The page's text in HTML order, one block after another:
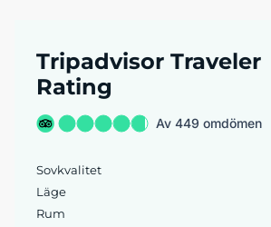
Tripadvisor Traveler
Rating
Av 449 omdömen
Sovkvalitet
Läge
Rum